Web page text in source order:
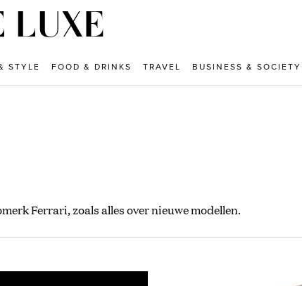
STYLE FOOD & DRINKS TRAVEL BUSINESS & SOCIETY
Ferrari, zoals alles over nieuwe modellen.